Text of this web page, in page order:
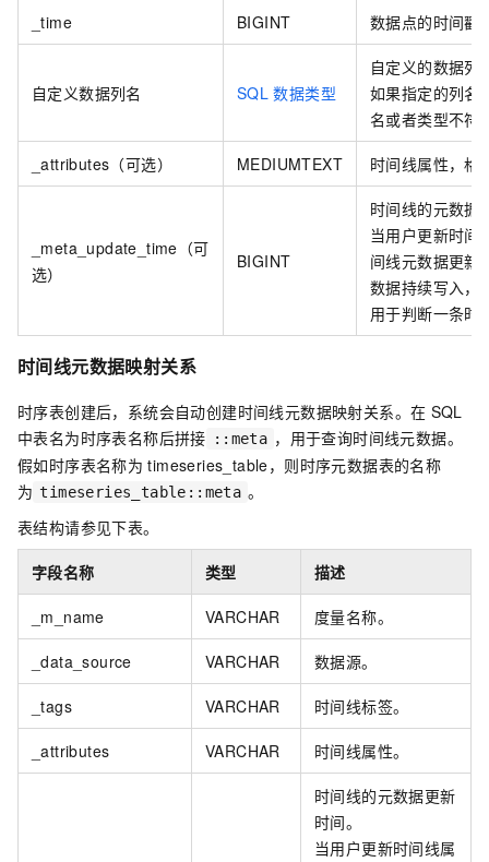
_time BIGINT 数据点的时间戳
自定义数据列名 SQL 数据类型
自定义的数据列
如果指定的列名
名或者类型不符
_attributes（可选） MEDIUMTEXT 时间线属性，格
_meta_update_time（可
选）
BIGINT
时间线的元数据
当用户更新时间
间线元数据更新
数据持续写入，
用于判断一条时
时间线元数据映射关系
时序表创建后，系统会自动创建时间线元数据映射关系。在 SQL
中表名为时序表名称后拼接
::meta ，用于查询时间线元数据。
假如时序表名称为 timeseries_table，则时序元数据表的名称
为 timeseries_table::meta 。
表结构请参见下表。
字段名称 类型 描述
_m_name VARCHAR 度量名称。
_data_source VARCHAR 数据源。
_tags VARCHAR 时间线标签。
_attributes VARCHAR 时间线属性。
时间线的元数据更新
时间。
当用户更新时间线属